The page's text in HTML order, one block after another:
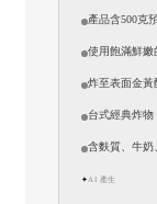
產品含500克
使用飽滿鮮嫩
炸至表面金黃
台式經典炸物
含麩質、牛奶
✦AI 產生